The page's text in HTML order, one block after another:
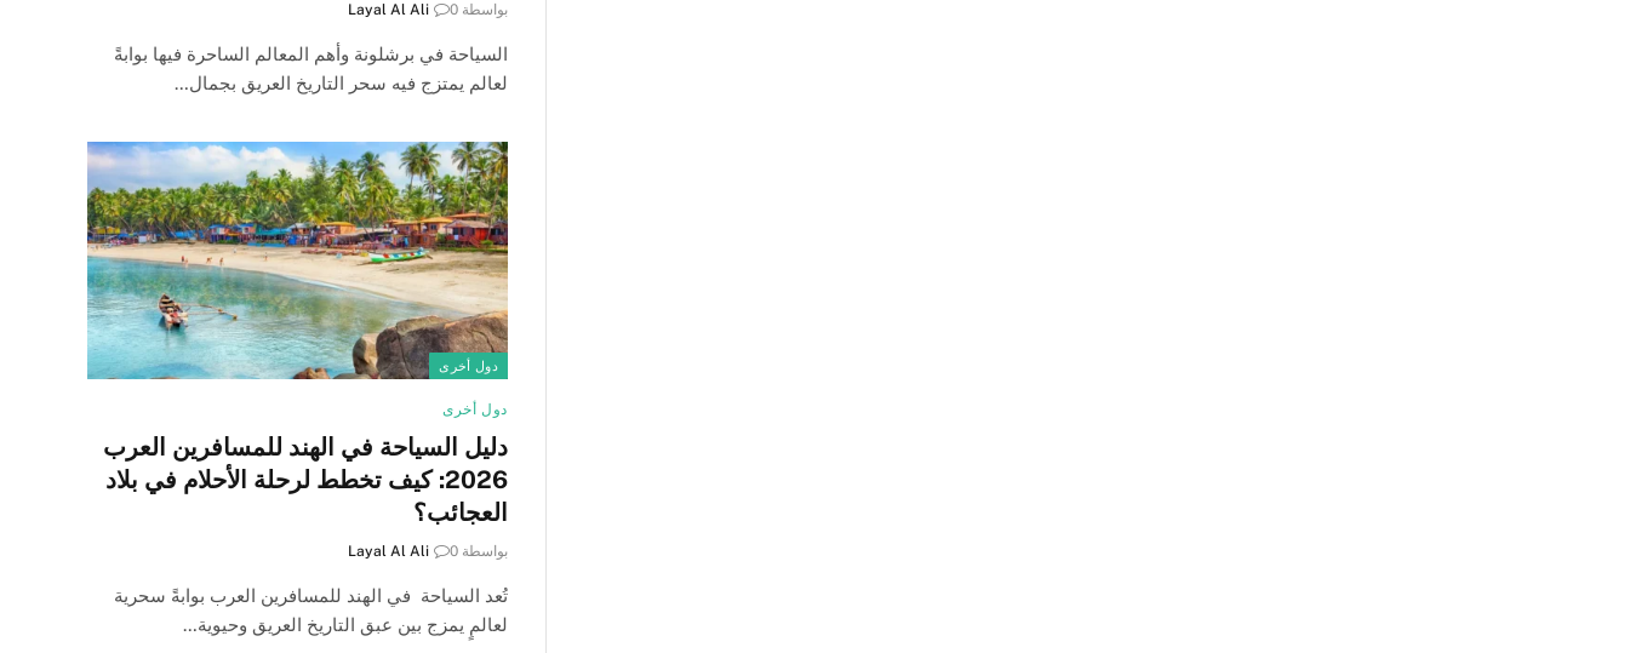
بواسطة Layal Al Ali 0
السياحة في برشلونة وأهم المعالم الساحرة فيها بوابةً
لعالم يمتزج فيه سحر التاريخ العريق بجمال…
دول أخرى
دول أخرى
دليل السياحة في الهند للمسافرين العرب
2026: كيف تخطط لرحلة الأحلام في بلاد
العجائب؟
بواسطة Layal Al Ali 0
تُعد السياحة في الهند للمسافرين العرب بوابةً سحرية
لعالمٍ يمزج بين عبق التاريخ العريق وحيوية…